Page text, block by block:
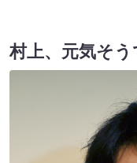
村上、元気そう